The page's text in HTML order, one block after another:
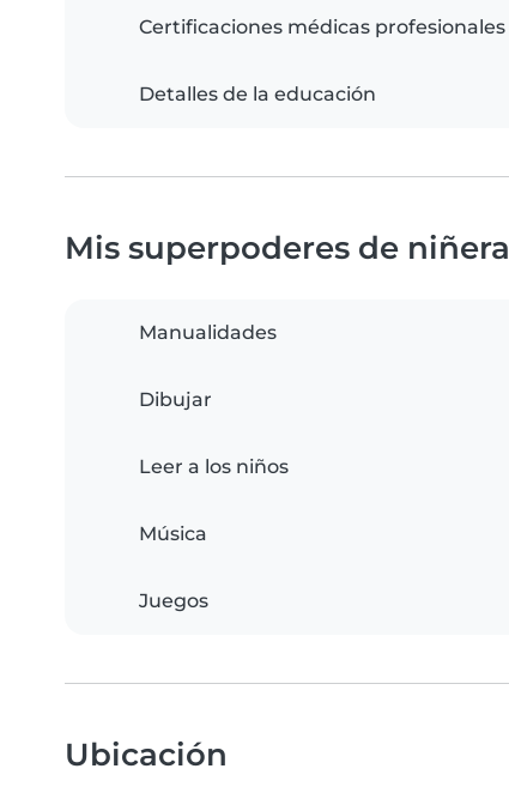
Certificaciones médicas profesionales
Detalles de la educación
Mis superpoderes de niñera
Manualidades
Dibujar
Leer a los niños
Música
Juegos
Ubicación